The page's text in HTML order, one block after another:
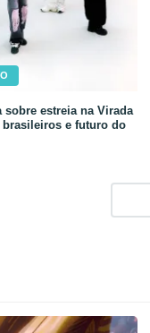
sobre estreia na Virada
brasileiros e futuro do